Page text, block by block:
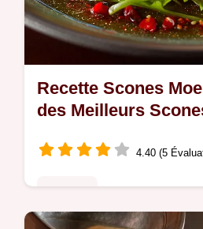
Recette Scones
des Meilleurs
4.40 (5